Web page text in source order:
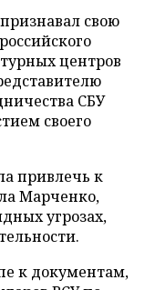
свою
центров
СБУ
своего
привлечь к
Марченко,
угрозах,
к документам,